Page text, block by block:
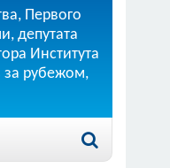
Первого
депутата
Института
за рубежом,